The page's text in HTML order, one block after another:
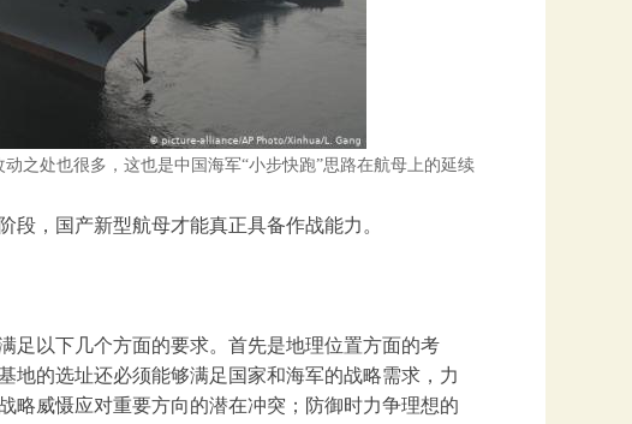
之处也很多，这也是中国海军“小步快跑”思路在航母上的延续
，国产新型航母才能真正具备作战能力。
足以下几个方面的要求。首先是地理位置方面的考
地的选址还必须能够满足国家和海军的战略需求，力
略威慑应对重要方向的潜在冲突；防御时力争理想的